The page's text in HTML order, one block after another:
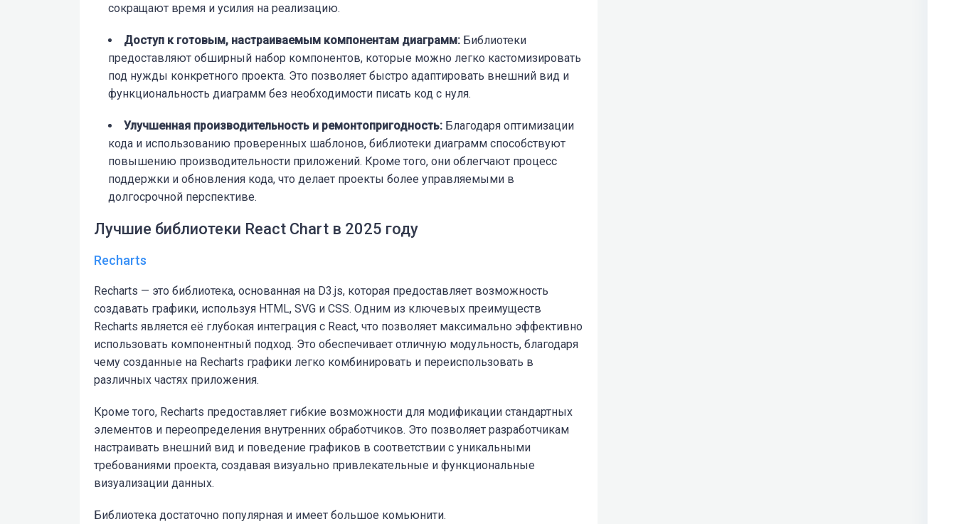
сокращают время и усилия на реализацию.
Доступ к готовым, настраиваемым компонентам диаграмм: Библиотеки
предоставляют обширный набор компонентов, которые можно легко кастомизировать
под нужды конкретного проекта. Это позволяет быстро адаптировать внешний вид и
функциональность диаграмм без необходимости писать код с нуля.
Улучшенная производительность и ремонтопригодность: Благодаря оптимизации
кода и использованию проверенных шаблонов, библиотеки диаграмм способствуют
повышению производительности приложений. Кроме того, они облегчают процесс
поддержки и обновления кода, что делает проекты более управляемыми в
долгосрочной перспективе.
Лучшиe библиотеки React Chart в 2025 году
Recharts
Recharts — это библиотека, основанная на D3.js, которая предоставляет возможность
создавать графики, используя HTML, SVG и CSS. Одним из ключевых преимуществ
Recharts является её глубокая интеграция с React, что позволяет максимально эффективно
использовать компонентный подход. Это обеспечивает отличную модульность, благодаря
чему созданные на Recharts графики легко комбинировать и переиспользовать в
различных частях приложения.
Кроме того, Recharts предоставляет гибкие возможности для модификации стандартных
элементов и переопределения внутренних обработчиков. Это позволяет разработчикам
настраивать внешний вид и поведение графиков в соответствии с уникальными
требованиями проекта, создавая визуально привлекательные и функциональные
визуализации данных.
Библиотека достаточно популярная и имеет большое комьюнити.